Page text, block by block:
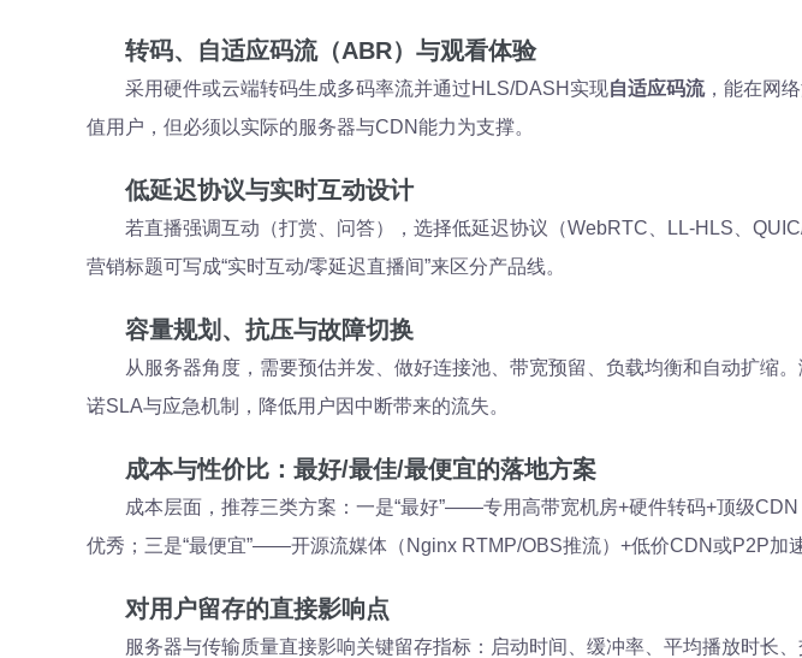
转码、自适应码流（ABR）与观看体验
采用硬件或云端转码生成多码率流并通过HLS/DASH实现自适应码流，能在网
值用户，但必须以实际的服务器与CDN能力为支撑。
低延迟协议与实时互动设计
若直播强调互动（打赏、问答），选择低延迟协议（WebRTC、LL-HLS、
营销标题可写成“实时互动/零延迟直播间”来区分产品线。
容量规划、抗压与故障切换
从服务器角度，需要预估并发、做好连接池、带宽预留、负载均衡和自动扩缩
诺SLA与应急机制，降低用户因中断带来的流失。
成本与性价比：最好/最佳/最便宜的落地方案
成本层面，推荐三类方案：一是“最好”——专用高带宽机房+硬件转码+顶级
优秀；三是“最便宜”——开源流媒体（Nginx RTMP/OBS推流）+低价CDN或P2P加
对用户留存的直接影响点
服务器与传输质量直接影响关键留存指标：启动时间、缓冲率、平均播放时长